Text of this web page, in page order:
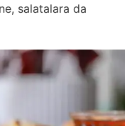
salatalara da